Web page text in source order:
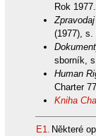
Rok
(1977), s.
sborník,
Human
Charter
Kniha
E1.
Některé